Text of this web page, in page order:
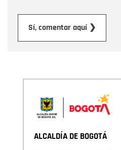
Sí, comentar aquí ❯
ALCALDÍA DE BOGOTÁ